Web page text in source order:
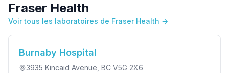
Fraser Health
Voir tous les laboratoires de Fraser Health →
Burnaby Hospital
3935 Kincaid Avenue , BC V5G 2X6